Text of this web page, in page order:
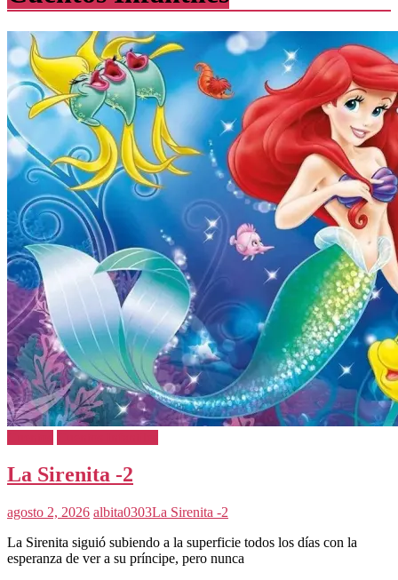
La Sirenita -2
agosto 2, 2026 albita0303La Sirenita -2
La Sirenita siguió subiendo a la superficie todos los días con la
esperanza de ver a su príncipe, pero nunca